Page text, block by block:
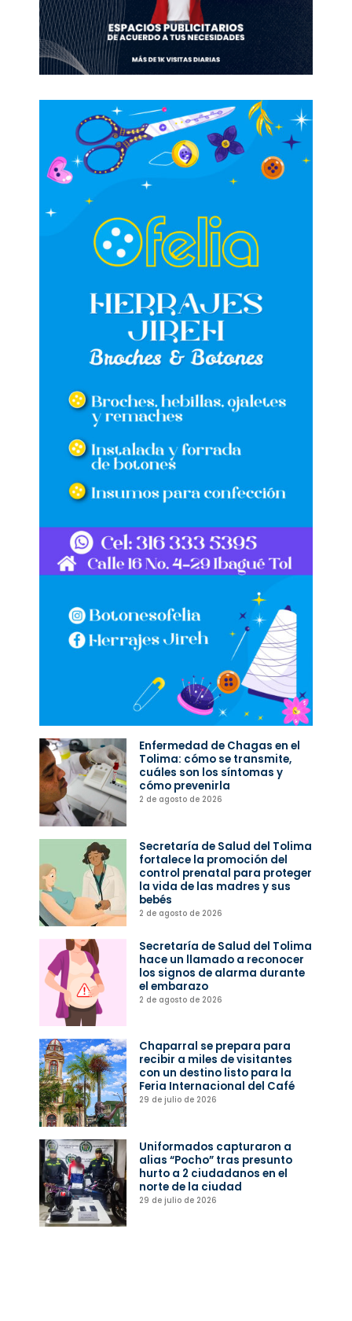
Enfermedad de Chagas en el
Tolima: cómo se transmite,
cuáles son los síntomas y
cómo prevenirla
2 de agosto de 2026
Secretaría de Salud del Tolima
fortalece la promoción del
control prenatal para proteger
la vida de las madres y sus
bebés
2 de agosto de 2026
Secretaría de Salud del Tolima
hace un llamado a reconocer
los signos de alarma durante
el embarazo
2 de agosto de 2026
Chaparral se prepara para
recibir a miles de visitantes
con un destino listo para la
Feria Internacional del Café
29 de julio de 2026
Uniformados capturaron a
alias “Pocho” tras presunto
hurto a 2 ciudadanos en el
norte de la ciudad
29 de julio de 2026